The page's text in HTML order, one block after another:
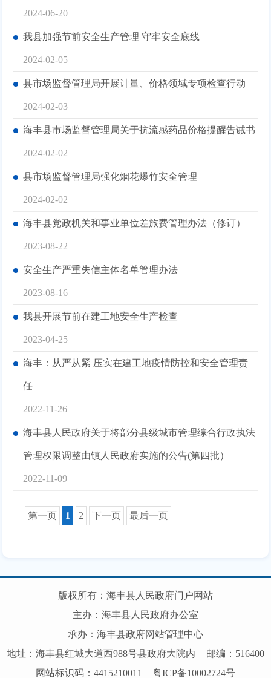
2024-06-20
我县加强节前安全生产管理 守牢安全底线
2024-02-05
县市场监督管理局开展计量、价格领域专项检查行动
2024-02-03
海丰县市场监督管理局关于抗流感药品价格提醒告诫书
2024-02-02
县市场监督管理局强化烟花爆竹安全管理
2024-02-02
海丰县党政机关和事业单位差旅费管理办法（修订）
2023-08-22
安全生产严重失信主体名单管理办法
2023-08-16
我县开展节前在建工地安全生产检查
2023-04-25
海丰：从严从紧 压实在建工地疫情防控和安全管理责
任
2022-11-26
海丰县人民政府关于将部分县级城市管理综合行政执法
管理权限调整由镇人民政府实施的公告(第四批）
2022-11-09
第一页 1 2 下一页 最后一页
版权所有：海丰县人民政府门户网站
主办：海丰县人民政府办公室
承办：海丰县政府网站管理中心
地址：海丰县红城大道西988号县政府大院内
邮编：516400
网站标识码：4415210011
粤ICP备10002724号